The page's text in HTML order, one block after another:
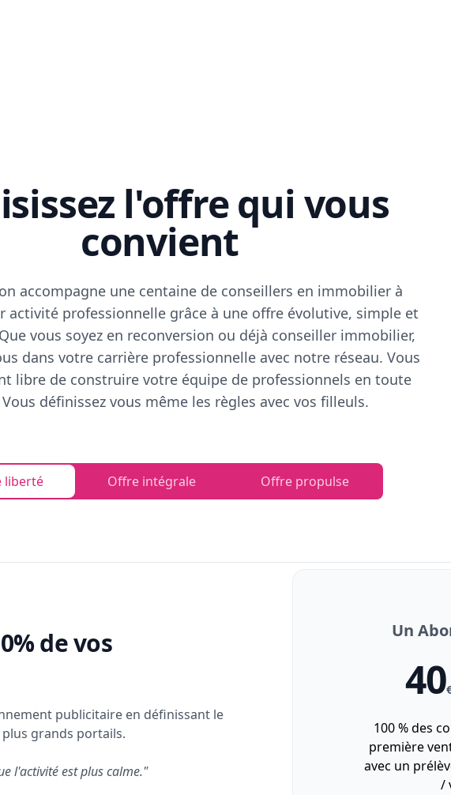
l'offre qui vous
convient
accompagne une centaine de conseillers en immobilier à
activité professionnelle grâce à une offre évolutive, simple et
vous soyez en reconversion ou déjà conseiller immobilier,
dans votre carrière professionnelle avec notre réseau. Vous
libre de construire votre équipe de professionnels en toute
définissez vous même les règles avec vos filleuls.
liberté Offre intégrale Offre propulse
de vos
publicitaire en définissant le
grands portails.
l'activité est plus calme."
Un
40
100 % des
première
avec un
/